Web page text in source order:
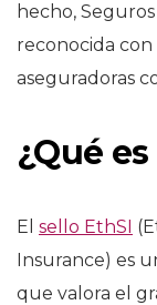
hecho,
reconocida con
aseguradoras
¿Qué
El sello EthSI
Insurance) es
que valora el